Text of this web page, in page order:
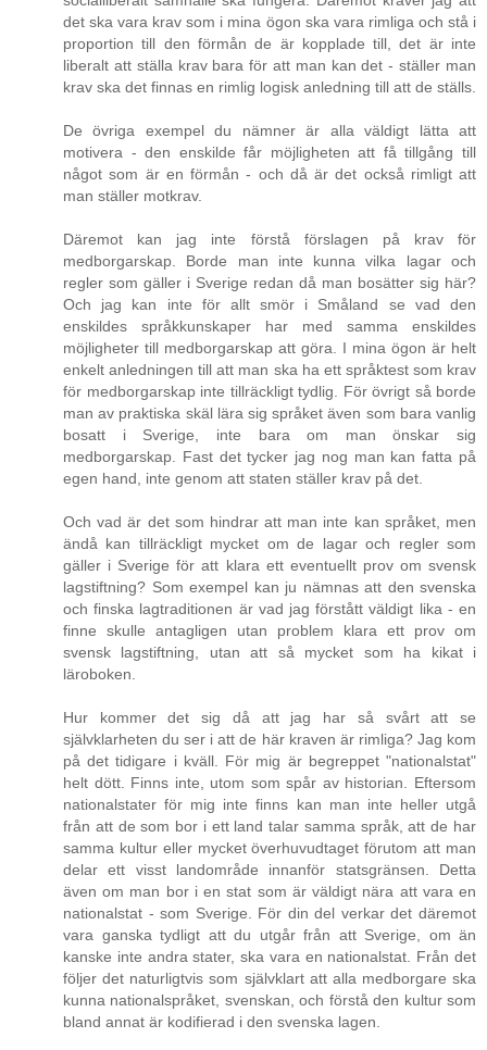
det ska vara krav som i mina ögon ska vara rimliga och stå i
proportion till den förmån de är kopplade till, det är inte
liberalt att ställa krav bara för att man kan det - ställer man
krav ska det finnas en rimlig logisk anledning till att de ställs.
De övriga exempel du nämner är alla väldigt lätta att
motivera - den enskilde får möjligheten att få tillgång till
något som är en förmån - och då är det också rimligt att
man ställer motkrav.
Däremot kan jag inte förstå förslagen på krav för
medborgarskap. Borde man inte kunna vilka lagar och
regler som gäller i Sverige redan då man bosätter sig här?
Och jag kan inte för allt smör i Småland se vad den
enskildes språkkunskaper har med samma enskildes
möjligheter till medborgarskap att göra. I mina ögon är helt
enkelt anledningen till att man ska ha ett språktest som krav
för medborgarskap inte tillräckligt tydlig. För övrigt så borde
man av praktiska skäl lära sig språket även som bara vanlig
bosatt i Sverige, inte bara om man önskar sig
medborgarskap. Fast det tycker jag nog man kan fatta på
egen hand, inte genom att staten ställer krav på det.
Och vad är det som hindrar att man inte kan språket, men
ändå kan tillräckligt mycket om de lagar och regler som
gäller i Sverige för att klara ett eventuellt prov om svensk
lagstiftning? Som exempel kan ju nämnas att den svenska
och finska lagtraditionen är vad jag förstått väldigt lika - en
finne skulle antagligen utan problem klara ett prov om
svensk lagstiftning, utan att så mycket som ha kikat i
läroboken.
Hur kommer det sig då att jag har så svårt att se
självklarheten du ser i att de här kraven är rimliga? Jag kom
på det tidigare i kväll. För mig är begreppet "nationalstat"
helt dött. Finns inte, utom som spår av historian. Eftersom
nationalstater för mig inte finns kan man inte heller utgå
från att de som bor i ett land talar samma språk, att de har
samma kultur eller mycket överhuvudtaget förutom att man
delar ett visst landområde innanför statsgränsen. Detta
även om man bor i en stat som är väldigt nära att vara en
nationalstat - som Sverige. För din del verkar det däremot
vara ganska tydligt att du utgår från att Sverige, om än
kanske inte andra stater, ska vara en nationalstat. Från det
följer det naturligtvis som självklart att alla medborgare ska
kunna nationalspråket, svenskan, och förstå den kultur som
bland annat är kodifierad i den svenska lagen.